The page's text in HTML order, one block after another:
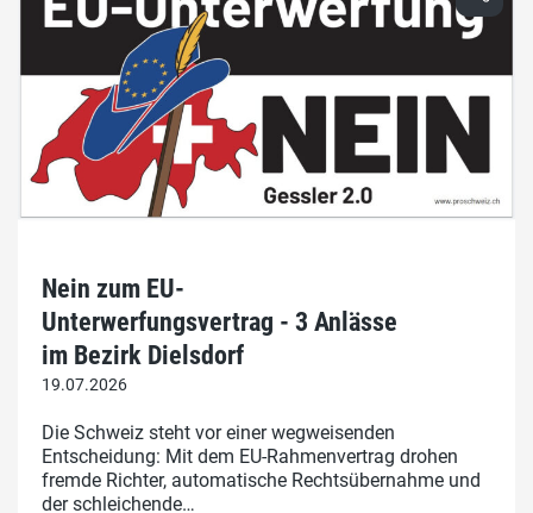
Nein zum EU-
Unterwerfungsvertrag - 3 Anlässe
im Bezirk Dielsdorf
19.07.2026
Die Schweiz steht vor einer wegweisenden
Entscheidung: Mit dem EU-Rahmenvertrag drohen
fremde Richter, automatische Rechtsübernahme und
der schleichende…